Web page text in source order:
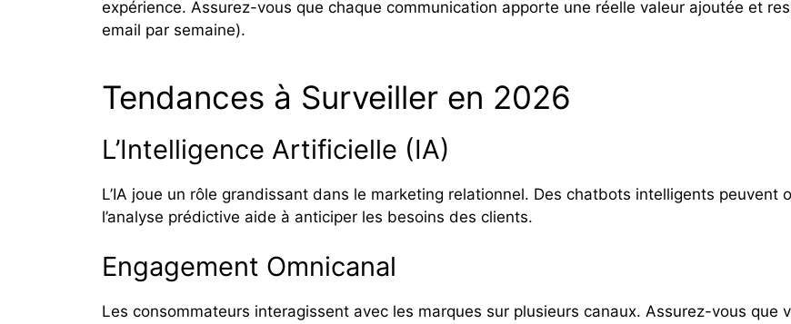
expérience. Assurez-vous que chaque communication apporte une réelle valeur ajoutée et
email par semaine).
Tendances à Surveiller en 2026
L’Intelligence Artificielle (IA)
L’IA joue un rôle grandissant dans le marketing relationnel. Des chatbots intelligents
l’analyse prédictive aide à anticiper les besoins des clients.
Engagement Omnicanal
Les consommateurs interagissent avec les marques sur plusieurs canaux. Assurez-vous que